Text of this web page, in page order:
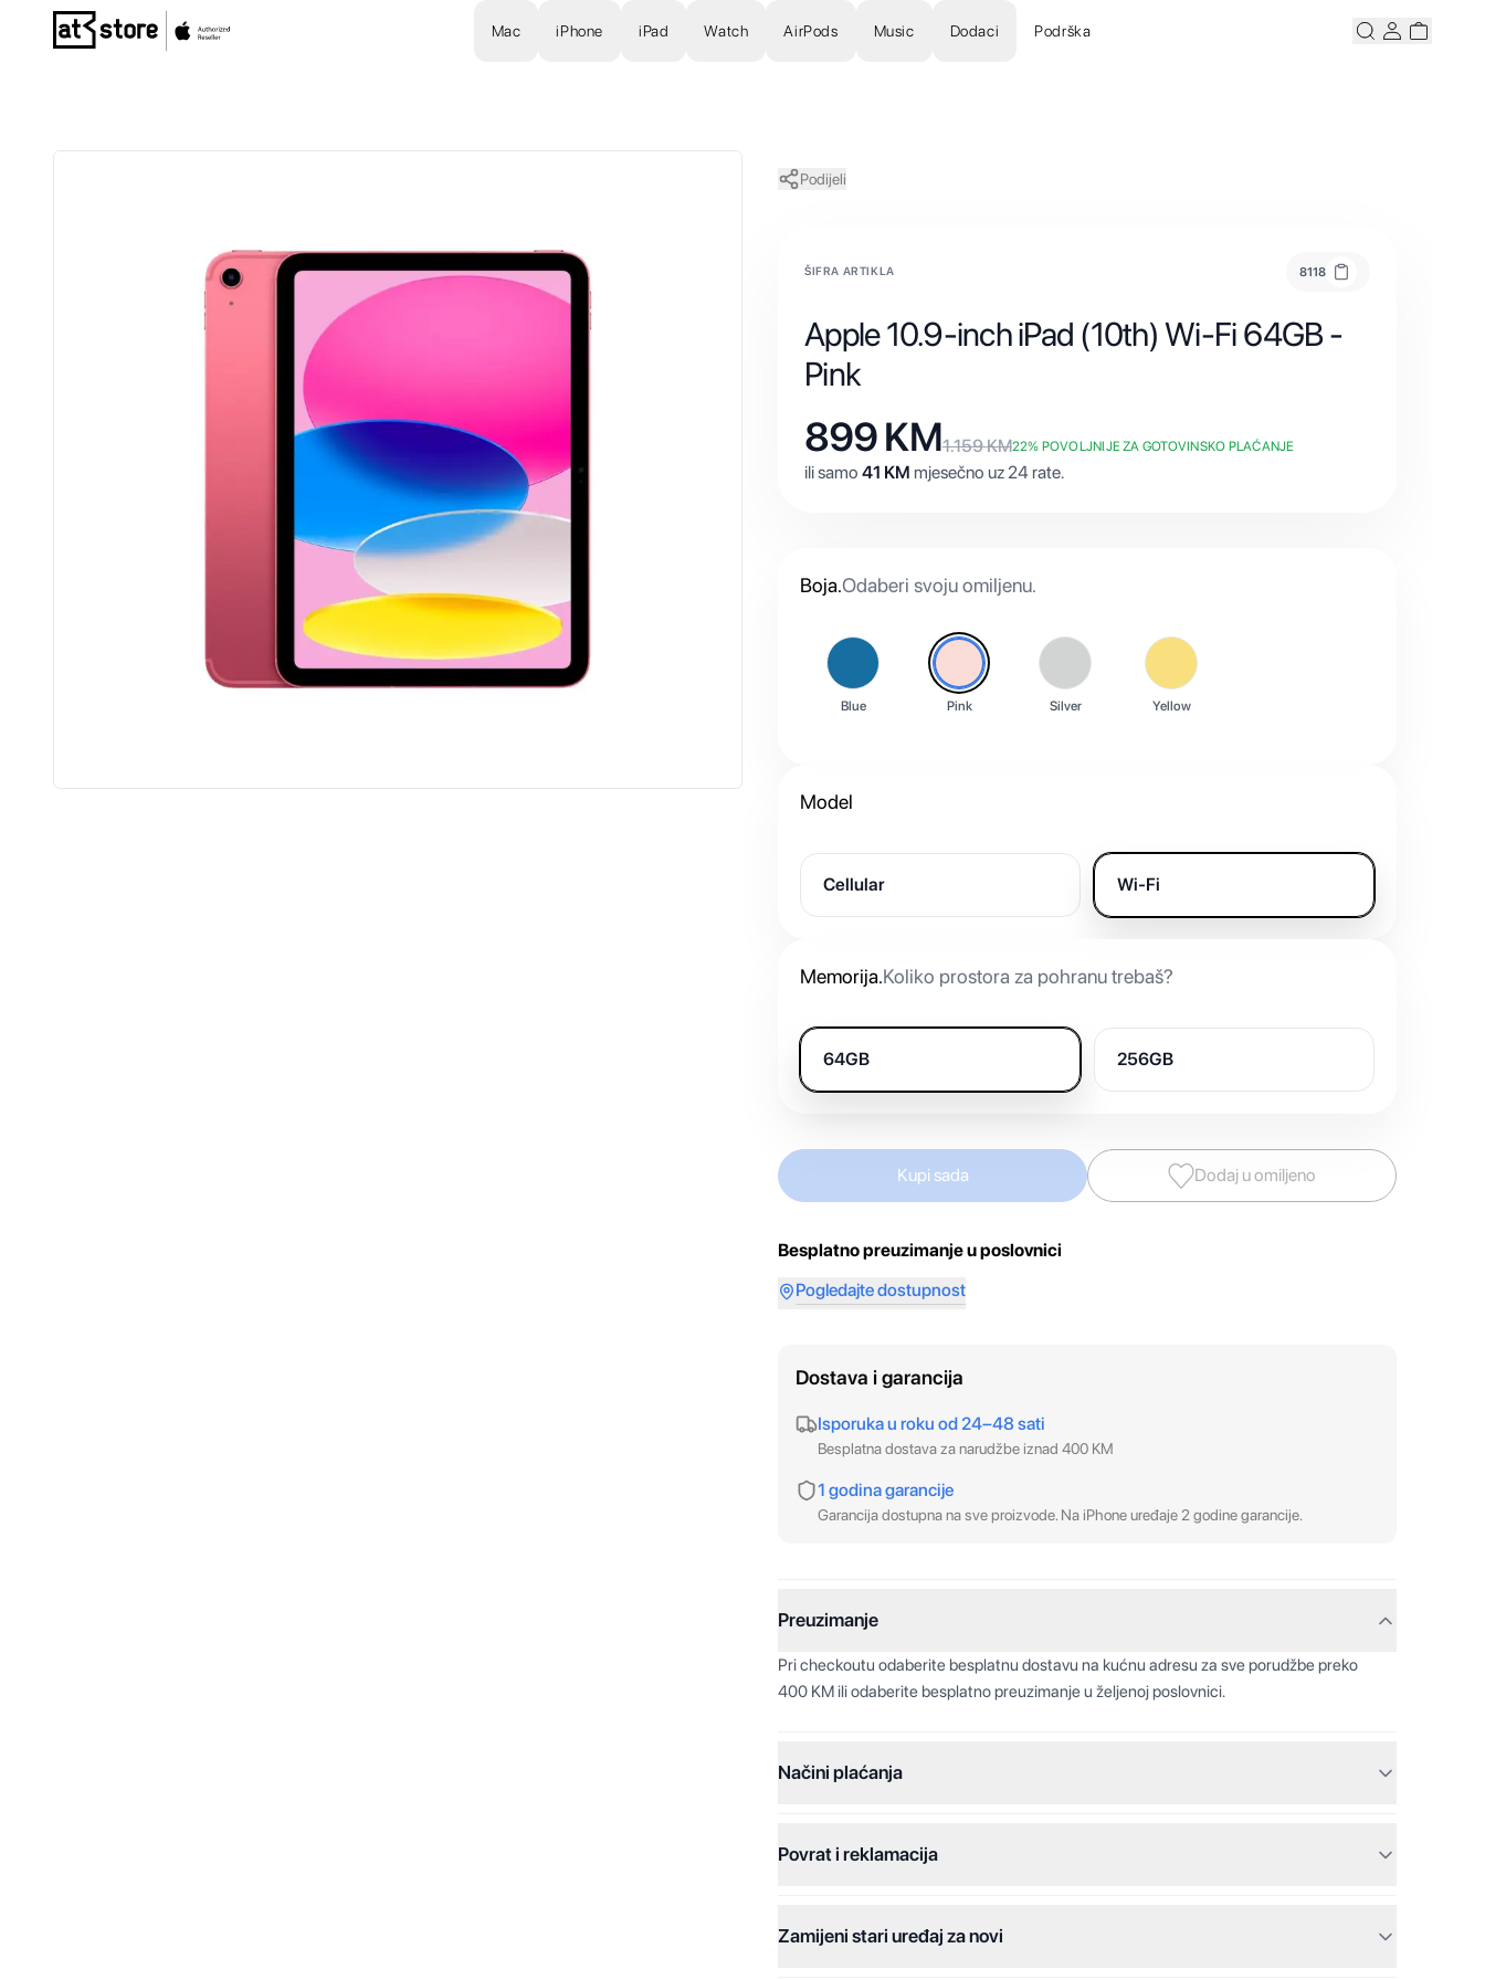
Posjetite početnu stranicu AT Store
Mac iPhone iPad Watch AirPods Music Dodaci Podrška PretražiKorisnicki
Podijeli
ŠIFRA ARTIKLA 8118
Apple 10.9-inch iPad (10th) Wi-Fi 64GB -
Pink
899KM1.159KM22% POVOLJNIJE ZA GOTOVINSKO PLAĆANJE
ili samo 41 KM mjesečno uz 24 rate.
Boja.Odaberi svoju omiljenu.
Blue Pink Silver Yellow
Model
Cellular Wi-Fi
Memorija.Koliko prostora za pohranu trebaš?
64GB 256GB
Kupi sada Dodaj u omiljeno
Besplatno preuzimanje u poslovnici
Pogledajte dostupnost
Dostava i garancija
Isporuka u roku od 24–48 sati
Besplatna dostava za narudžbe iznad 400 KM
1 godina garancije
Garancija dostupna na sve proizvode. Na iPhone uređaje 2 godine garancije.
Preuzimanje
Pri checkoutu odaberite besplatnu dostavu na kućnu adresu za sve porudžbe preko
400 KM ili odaberite besplatno preuzimanje u željenoj poslovnici.
Načini plaćanja
Jednokratna plaćanja:
Dodatne opcije:
Povrat i reklamacija
Zamijeni stari uređaj za novi